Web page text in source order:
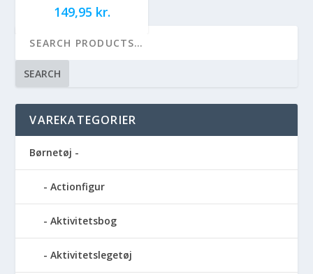
149,95 kr.
SEARCH
VAREKATEGORIER
Børnetøj -
Actionfigur
Aktivitetsbog
Aktivitetslegetøj